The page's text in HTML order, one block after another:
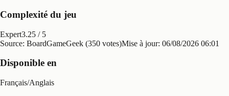
Complexité du jeu
Expert3.25 / 5
Source: BoardGameGeek (350 votes)Mise à jour: 06/08/2026 06:01
Disponible en
Français/Anglais